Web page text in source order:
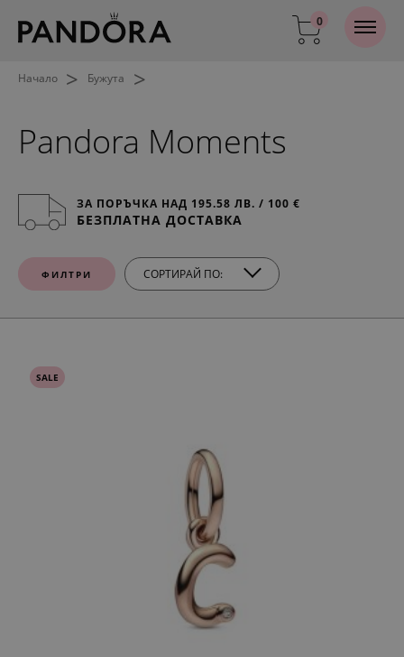
0
Начало > Бужута >
Pandora Moments
ЗА ПОРЪЧКА НАД 195.58 ЛВ. / 100 €
БЕЗПЛАТНА ДОСТАВКА
ФИЛТРИ СОРТИРАЙ ПО:
SALE